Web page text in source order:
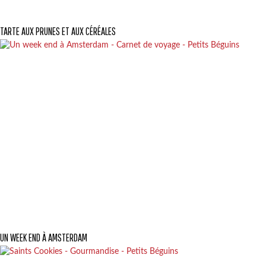
TARTE AUX PRUNES ET AUX CÉRÉALES
UN WEEK END À AMSTERDAM